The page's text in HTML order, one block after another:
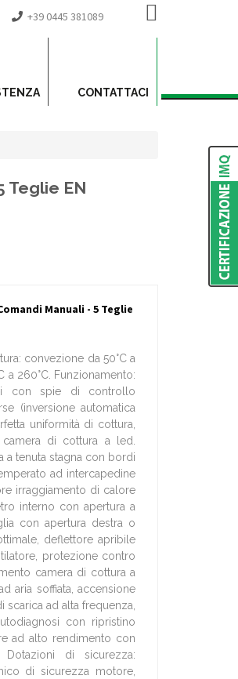
+39 0445 381089
CONTATTACI
Teglie EN
Manuali - 5 Teglie
convezione da 50°C a
a 260°C. Funzionamento:
con spie di controllo
(inversione automatica
uniformità di cottura,
di cottura a led.
a tenuta stagna con bordi
ad intercapedine
irraggiamento di calore
interno con apertura a
con apertura destra o
deflettore apribile
protezione contro
camera di cottura a
aria soffiata, accensione
ad alta frequenza,
con ripristino
ad alto rendimento con
di sicurezza:
di sicurezza motore,